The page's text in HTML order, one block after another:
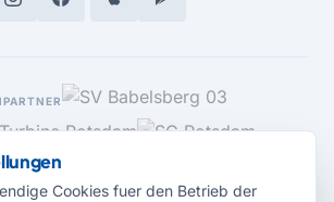
Cookies fuer den Betrieb der